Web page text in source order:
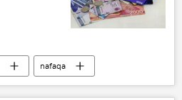
nafaqa